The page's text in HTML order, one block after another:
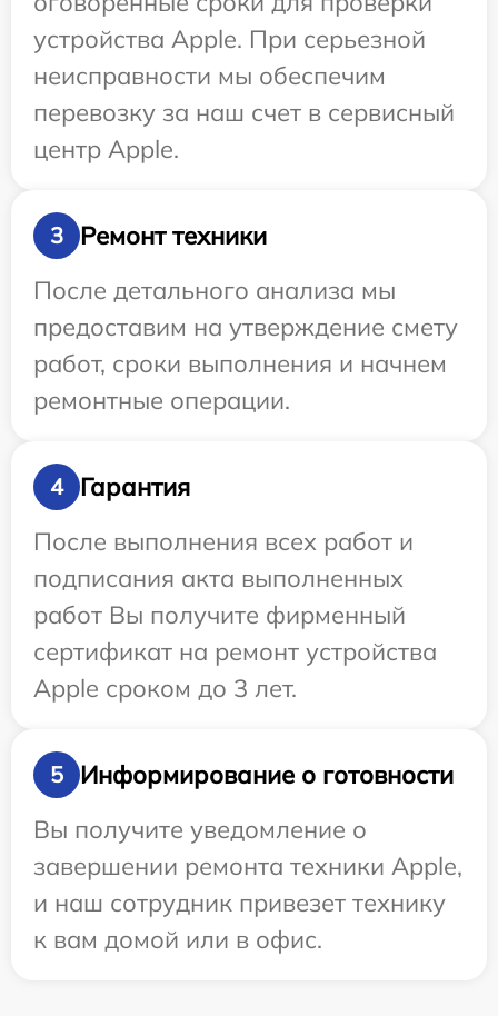
устройства Apple. При серьезной
неисправности мы обеспечим
перевозку за наш счет в сервисный
центр Apple.
3
Ремонт техники
После детального анализа мы
предоставим на утверждение смету
работ, сроки выполнения и начнем
ремонтные операции.
4
Гарантия
После выполнения всех работ и
подписания акта выполненных
работ Вы получите фирменный
сертификат на ремонт устройства
Apple сроком до 3 лет.
5
Информирование о готовности
Вы получите уведомление о
завершении ремонта техники Apple,
и наш сотрудник привезет технику
к вам домой или в офис.